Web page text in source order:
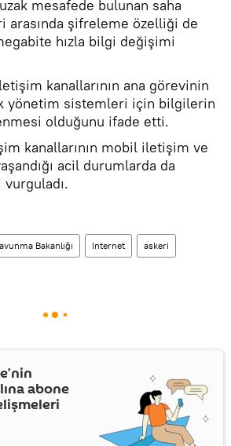
mesafede bulunan saha
arasında şifreleme özelliği de
hızla bilgi değişimi
kanallarının ana görevinin
yönetim sistemleri için bilgilerin
olduğunu ifade etti.
kanallarının mobil iletişim ve
acil durumlarda da
Bakanlığı Internet askeri
abone